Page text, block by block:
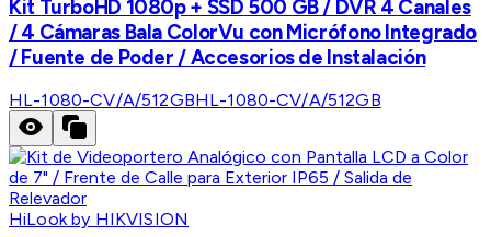
Kit TurboHD 1080p + SSD 500 GB / DVR 4 Canales
/ 4 Cámaras Bala ColorVu con Micrófono Integrado
/ Fuente de Poder / Accesorios de Instalación
HL-1080-CV/A/512GBHL-1080-CV/A/512GB
HiLook by HIKVISION